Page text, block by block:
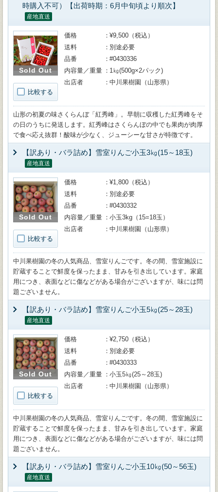
時購入不可）【出荷時期：6月中旬頃より順次】
産地直送
Sold Out
比較する
価格
¥9,500（税込）
送料
別途必要
品番
#0430336
内容量／重量
1㎏(500g×2パック)
出店者
中川果樹園（山形県）
山形の初夏の味さくらんぼ「紅秀峰」。早朝に収穫した紅秀峰をそ
の日のうちに発送します。紅秀峰はさくらんぼの中でも果肉が肉厚
で食べ応え抜群！酸味が少なく、ジューシーな甘さが特徴です。
【訳あり・バラ詰め】雪室りんご小玉3㎏(15～18玉)
産地直送
Sold Out
比較する
価格
¥1,800（税込）
送料
別途必要
品番
#0430332
内容量／重量
小玉3kg（15=18玉）
出店者
中川果樹園（山形県）
中川果樹園の冬の人気商品、雪室りんごです。冬の間、雪室施設に
貯蔵することで鮮度を保ったまま、甘みを引き出しています。家庭
用につき、表面などに傷などがある場合がございますが、味には問
題ございません。
【訳あり・バラ詰め】雪室りんご小玉5㎏(25～28玉)
産地直送
Sold Out
比較する
価格
¥2,750（税込）
送料
別途必要
品番
#0430333
内容量／重量
小玉5㎏(25～28玉)
出店者
中川果樹園（山形県）
中川果樹園の冬の人気商品、雪室りんごです。冬の間、雪室施設に
貯蔵することで鮮度を保ったまま、甘みを引き出しています。家庭
用につき、表面などに傷などがある場合がございますが、味には問
題ございません。
【訳あり・バラ詰め】雪室りんご小玉10㎏(50～56玉)
産地直送